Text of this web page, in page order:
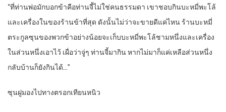
“ที่ท่านพ่อมักบอกข้าคือท่านจี้ไม่ใช่คนธรรมดา เขาชอบกินบะหมี่พะโล้
และเครื่องในของร้านข้าที่สุด ดังนั้นไม่ว่าจะขายดีแค่ไหน ร้านบะหมี่
ตระกูลซุนของพวกข้าอย่างน้อยจะเก็บบะหมี่พะโล้ชามหนึ่งและเครื่อง
ในส่วนหนึ่งเอาไว้ เผื่อว่าจู่ๆ ท่านจี้มากิน หากไม่มาก็แค่เหลือส่วนหนึ่ง
กลับบ้านก็ยังกินได้…”
ซุนฝูมองไปทางตรอกเทียนหนิว